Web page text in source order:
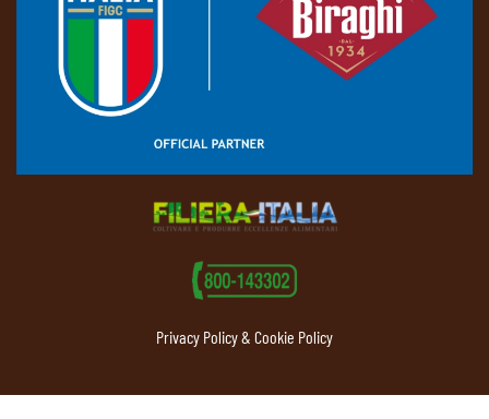
Privacy Policy & Cookie Policy